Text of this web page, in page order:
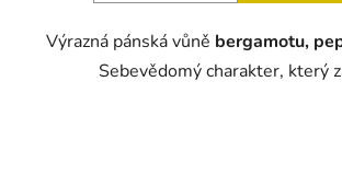
Výrazná pánská vůně bergamotu,
Sebevědomý charakter, který